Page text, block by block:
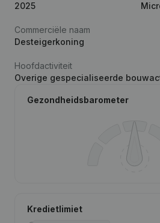
2025
Commerciële naam
Desteigerkoning
Hoofdactiviteit
Overige gespecialiseerde
Gezondheidsbarometer
Kredietlimiet